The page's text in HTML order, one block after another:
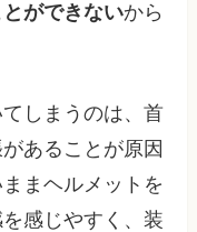
ができないから
しまうのは、首
あることが原因
まヘルメットを
感じやすく、装